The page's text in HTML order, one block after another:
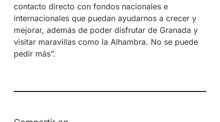
contacto directo con fondos nacionales e
internacionales que puedan ayudarnos a crecer y
mejorar, además de poder disfrutar de Granada y
visitar maravillas como la Alhambra. No se puede
pedir más”.